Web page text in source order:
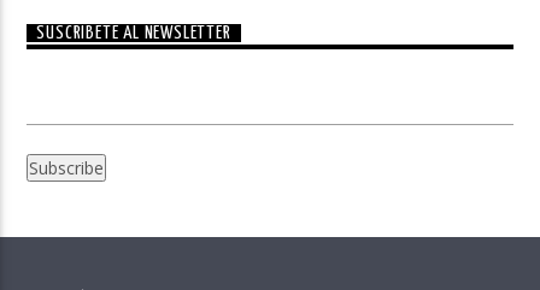
SUSCRÍBETE AL NEWSLETTER